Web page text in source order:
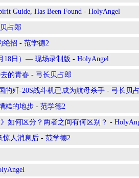
Guide, Has Been Found - HolyAngel
占郎
绝招 - 范学德2
18日）— 现场录制版 - HolyAngel
的青春 - 弓长贝占郎
的歼-20S战斗机已成为航母杀手 - 弓长贝
糕的地步 - 范学德2
如何区分？两者之间有何区别？ -
惊人消息后 - 范学德2